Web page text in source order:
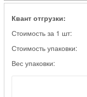
Квант отгрузки:
Стоимость за 1 шт:
Стоимость упаковки:
Вес упаковки: